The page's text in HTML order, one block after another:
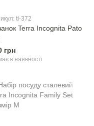
ti-372
Terra Incognita Pato
грн
в наявності